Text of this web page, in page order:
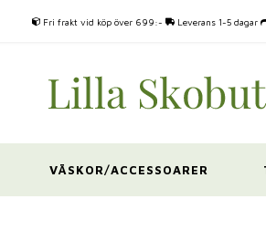
Fri frakt vid köp över 699:- Leverans 1-5 dagar
VÄSKOR/ACCESSOARER